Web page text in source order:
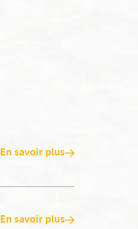
En savoir plus
En savoir plus